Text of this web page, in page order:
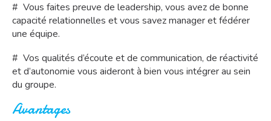
# Vous faites preuve de leadership, vous avez de bonne
capacité relationnelles et vous savez manager et fédérer
une équipe.
# Vos qualités d’écoute et de communication, de réactivité
et d’autonomie vous aideront à bien vous intégrer au sein
du groupe.
Avantages